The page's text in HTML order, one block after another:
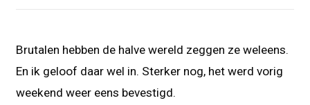
Brutalen hebben de halve wereld zeggen ze weleens.
En ik geloof daar wel in. Sterker nog, het werd vorig
weekend weer eens bevestigd.